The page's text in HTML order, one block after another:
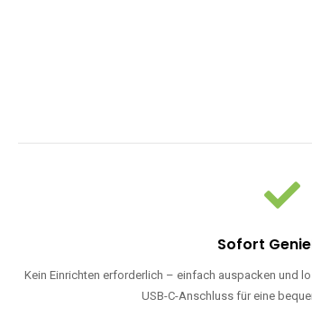
Sofort
Kein Einrichten erforderlich – einfach auspacken und
USB-C-Anschluss für eine